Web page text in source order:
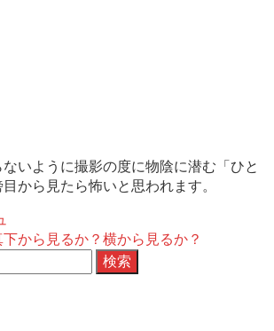
いように撮影の度に物陰に潜む「ひと
から見たら怖いと思われます。
から見るか？横から見るか？